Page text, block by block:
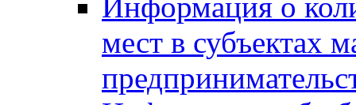
мест в субъектах